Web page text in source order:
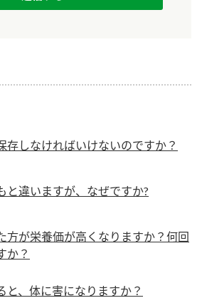
検索
存しなければいけないのですか？
と違いますが、なぜですか?
方が栄養価が高くなりますか？何回
か？
と、体に害になりますか？